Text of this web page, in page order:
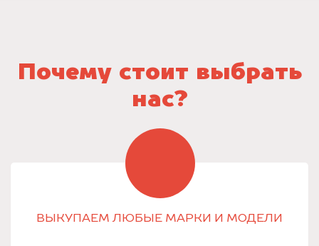
Почему стоит выбрать
нас?
ВЫКУПАЕМ ЛЮБЫЕ МАРКИ И МОДЕЛИ